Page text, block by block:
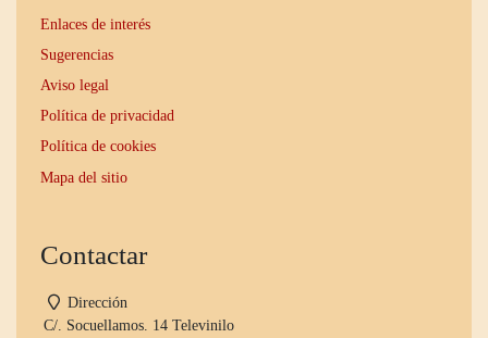
Enlaces de interés
Sugerencias
Aviso legal
Política de privacidad
Política de cookies
Mapa del sitio
Contactar
Dirección
C/. Socuellamos. 14 Televinilo